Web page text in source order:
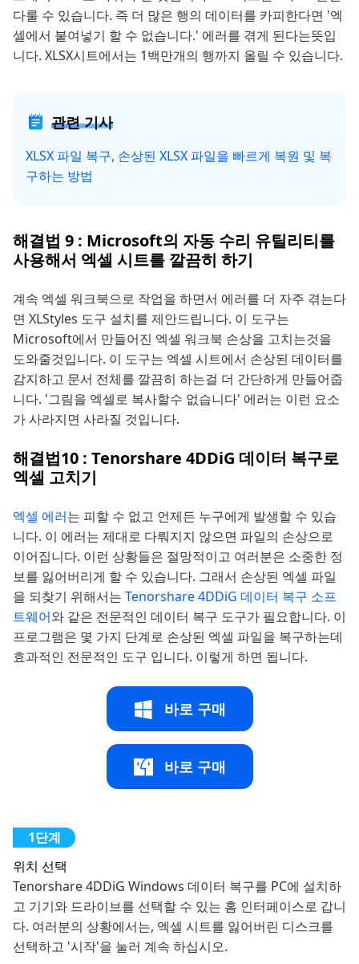
다룰 수 있습니다. 즉 더 많은 행의 데이터를 카피한다면 '엑
셀에서 붙여넣기 할 수 없습니다.' 에러를 겪게 된다는뜻입
니다. XLSX시트에서는 1백만개의 행까지 올릴 수 있습니다.
관련 기사
XLSX 파일 복구, 손상된 XLSX 파일을 빠르게 복원 및 복
구하는 방법
해결법 9 : Microsoft의 자동 수리 유틸리티를
사용해서 엑셀 시트를 깔끔히 하기
계속 엑셀 워크북으로 작업을 하면서 에러를 더 자주 겪는다
면 XLStyles 도구 설치를 제안드립니다. 이 도구는
Microsoft에서 만들어진 엑셀 워크북 손상을 고치는것을
도와줄것입니다. 이 도구는 엑셀 시트에서 손상된 데이터를
감지하고 문서 전체를 깔끔히 하는걸 더 간단하게 만들어줍
니다. '그림을 엑셀로 복사할수 없습니다' 에러는 이런 요소
가 사라지면 사라질 것입니다.
해결법10 : Tenorshare 4DDiG 데이터 복구로
엑셀 고치기
엑셀 에러는 피할 수 없고 언제든 누구에게 발생할 수 있습
니다. 이 에러는 제대로 다뤄지지 않으면 파일의 손상으로
이어집니다. 이런 상황들은 절망적이고 여러분은 소중한 정
보를 잃어버리게 할 수 있습니다. 그래서 손상된 엑셀 파일
을 되찾기 위해서는 Tenorshare 4DDiG 데이터 복구 소프
트웨어와 같은 전문적인 데이터 복구 도구가 필요합니다. 이
프로그램은 몇 가지 단계로 손상된 엑셀 파일을 복구하는데
효과적인 전문적인 도구 입니다. 이렇게 하면 됩니다.
바로 구매
바로 구매
위치 선택
Tenorshare 4DDiG Windows 데이터 복구를 PC에 설치하
고 기기와 드라이브를 선택할 수 있는 홈 인터페이스로 갑니
다. 여러분의 상황에서는, 엑셀 시트를 잃어버린 디스크를
선택하고 '시작'을 눌러 계속 하십시오.